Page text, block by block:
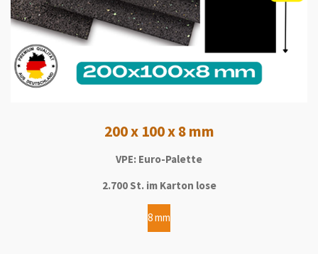
200 x 100 x 8 mm
VPE: Euro-Palette
2.700 St. im Karton lose
8 mm